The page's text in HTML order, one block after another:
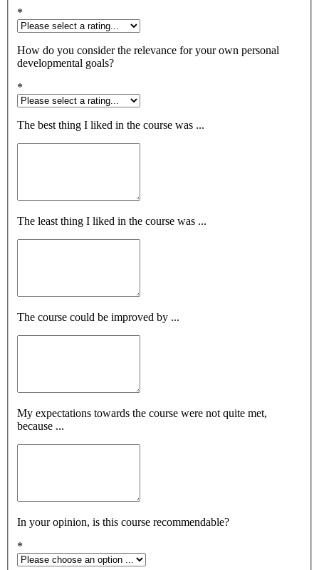
*
How do you consider the relevance for your own personal
developmental goals?
*
The best thing I liked in the course was ...
The least thing I liked in the course was ...
The course could be improved by ...
My expectations towards the course were not quite met,
because ...
In your opinion, is this course recommendable?
*